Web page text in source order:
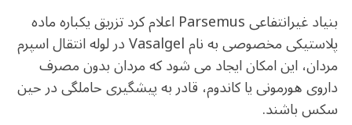
بنیاد غیرانتفاعی Parsemus اعلام کرد تزریق یکباره ماده
پلاستیکی مخصوصی به نام Vasalgel در لوله انتقال اسپرم
مردان، این امکان ایجاد می شود که مردان بدون مصرف
داروی هورمونی یا کاندوم، قادر به پیشگیری حاملگی در حین
سکس باشند.